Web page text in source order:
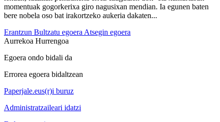
momentuak gogorkerixa giro nagusixan mendian. Ia egunen baten
bere nobela oso bat irakortzeko aukeria dakaten...
Erantzun Bultzatu egoera Atsegin egoera
Aurrekoa Hurrengoa
Egoera ondo bidali da
Errorea egoera bidaltzean
Paperjale.eus(r)i buruz
Administratzaileari idatzi